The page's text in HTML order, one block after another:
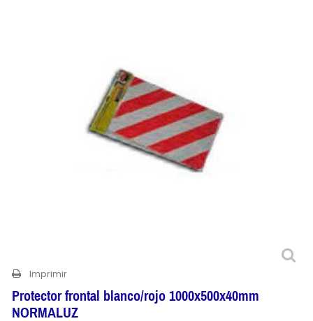
Imprimir
Protector frontal blanco/rojo 1000x500x40mm
NORMALUZ